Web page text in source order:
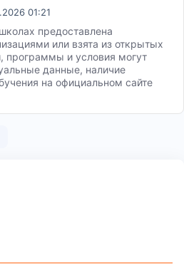
01:21
предоставлена
или взята из открытых
программы и условия могут
данные, наличие
на официальном сайте